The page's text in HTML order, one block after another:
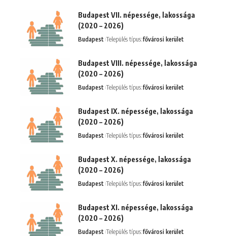
Budapest VII. népessége, lakossága
(2020 – 2026)
Budapest Település típus:fővárosi kerület
Budapest VIII. népessége, lakossága
(2020 – 2026)
Budapest Település típus:fővárosi kerület
Budapest IX. népessége, lakossága
(2020 – 2026)
Budapest Település típus:fővárosi kerület
Budapest X. népessége, lakossága
(2020 – 2026)
Budapest Település típus:fővárosi kerület
Budapest XI. népessége, lakossága
(2020 – 2026)
Budapest Település típus:fővárosi kerület